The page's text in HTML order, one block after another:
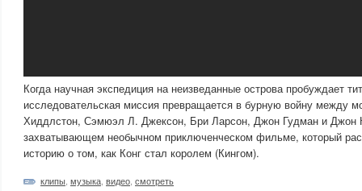
Когда научная экспедиция на неизведанные острова пробуждает
исследовательская миссия превращается в бурную войну между
Хиддлстон, Сэмюэл Л. Джексон, Бри Ларсон, Джон Гудман и Джон
захватывающем необычном приключенческом фильме, который
историю о том, как Конг стал королем (Кингом).
клипы музыка видео смотреть